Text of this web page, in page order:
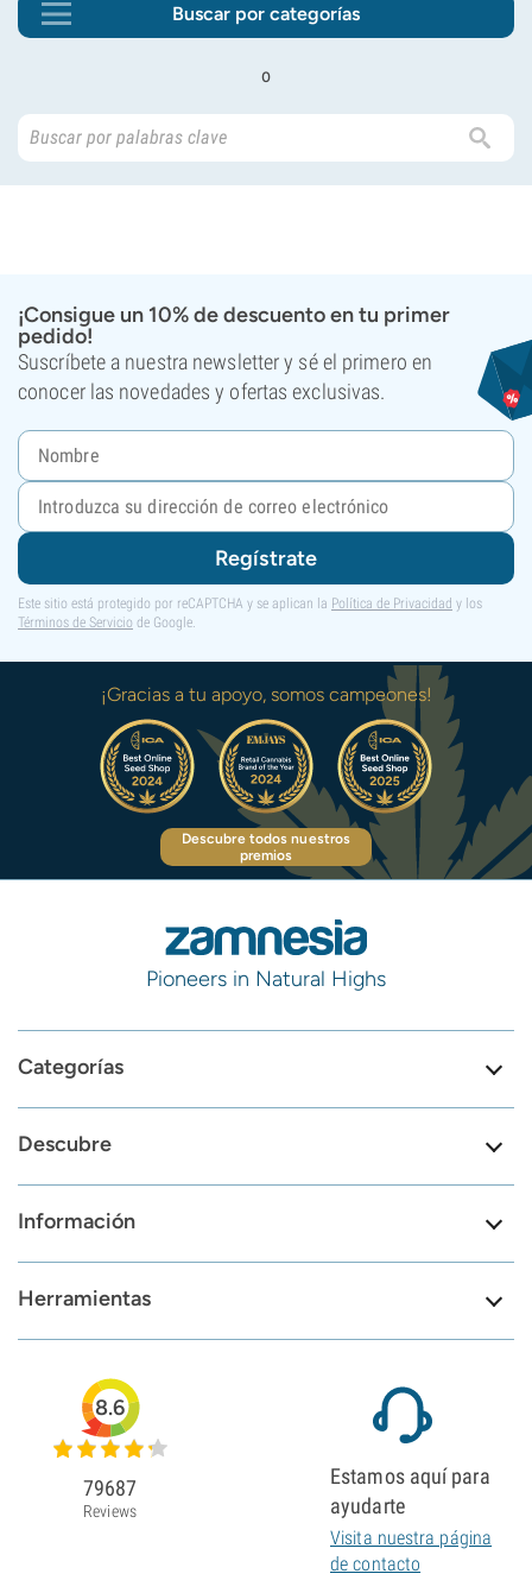
Buscar por categorías
o
¡Consigue un 10% de descuento en tu primer
pedido!
Suscríbete a nuestra newsletter y sé el primero en
conocer las novedades y ofertas exclusivas.
Regístrate
Este sitio está protegido por reCAPTCHA y se aplican la Política de Privacidad y los
Términos de Servicio de Google.
¡Gracias a tu apoyo, somos campeones!
Descubre todos nuestros
premios
Pioneers in Natural Highs
Categorías
Descubre
Información
Herramientas
8.6
79687
Reviews
Estamos aquí para
ayudarte
Visita nuestra página
de contacto